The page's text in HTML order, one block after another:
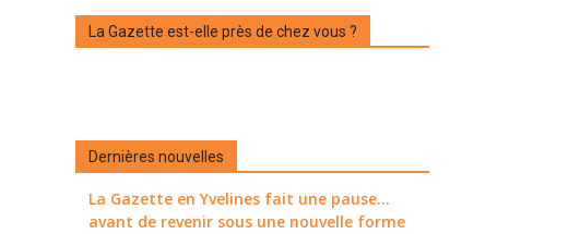
La Gazette est-elle près de chez vous ?
Dernières nouvelles
La Gazette en Yvelines fait une pause...
avant de revenir sous une nouvelle forme